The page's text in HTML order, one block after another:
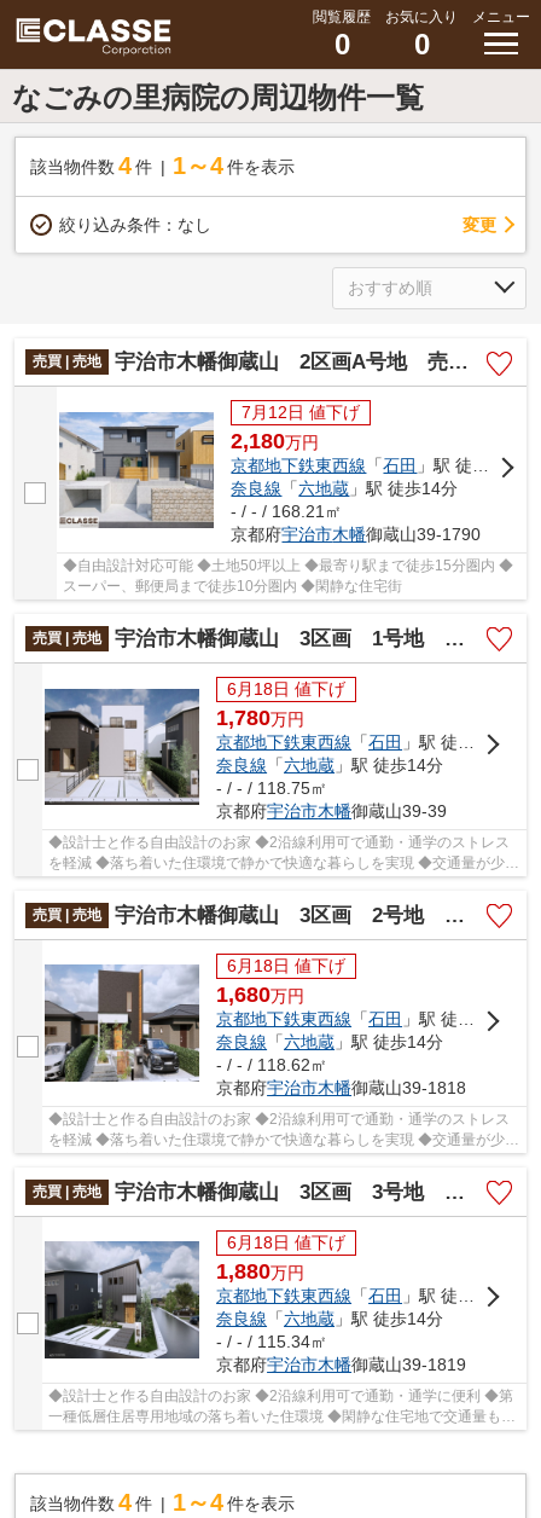
閲覧履歴
0
お気に入り
0
メニュー
なごみの里病院の周辺物件一覧
該当物件数 4件 1～4 件を表示
絞り込み条件： なし 変更
売買 | 売地 宇治市木幡御蔵山 2区画A号地 売土地 建築条件付き
7月12日 値下げ
2,180万円
京都地下鉄東西線 「石田 」駅 徒歩14分
奈良線 「六地蔵 」駅 徒歩14分
- / - / 168.21㎡
京都府宇治市木幡御蔵山39-1790
◆自由設計対応可能 ◆土地50坪以上 ◆最寄り駅まで徒歩15分圏内 ◆
スーパー、郵便局まで徒歩10分圏内 ◆閑静な住宅街
売買 | 売地 宇治市木幡御蔵山 3区画 1号地 売土地 建築条件付き
6月18日 値下げ
1,780万円
京都地下鉄東西線 「石田 」駅 徒歩14分
奈良線 「六地蔵 」駅 徒歩14分
- / - / 118.75㎡
京都府宇治市木幡御蔵山39-39
◆設計士と作る自由設計のお家 ◆2沿線利用可で通勤・通学のストレス
を軽減 ◆落ち着いた住環境で静かで快適な暮らしを実現 ◆交通量が少な
売買 | 売地
宇治市木幡御蔵山 3区画 2号地 売土地 建築条件付き
6月18日 値下げ
1,680万円
京都地下鉄東西線 「石田 」駅 徒歩14分
奈良線 「六地蔵 」駅 徒歩14分
- / - / 118.62㎡
京都府宇治市木幡御蔵山39-1818
◆設計士と作る自由設計のお家 ◆2沿線利用可で通勤・通学のストレス
を軽減 ◆落ち着いた住環境で静かで快適な暮らしを実現 ◆交通量が少な
売買 | 売地
宇治市木幡御蔵山 3区画 3号地 売土地 建築条件付き
6月18日 値下げ
1,880万円
京都地下鉄東西線 「石田 」駅 徒歩14分
奈良線 「六地蔵 」駅 徒歩14分
- / - / 115.34㎡
京都府宇治市木幡御蔵山39-1819
◆設計士と作る自由設計のお家 ◆2沿線利用可で通勤・通学に便利 ◆第
一種低層住居専用地域の落ち着いた住環境 ◆閑静な住宅地で交通量も少
なく安心 ◆角地につき開放感があり明るい住環境 ...
該当物件数 4件 1～4 件を表示